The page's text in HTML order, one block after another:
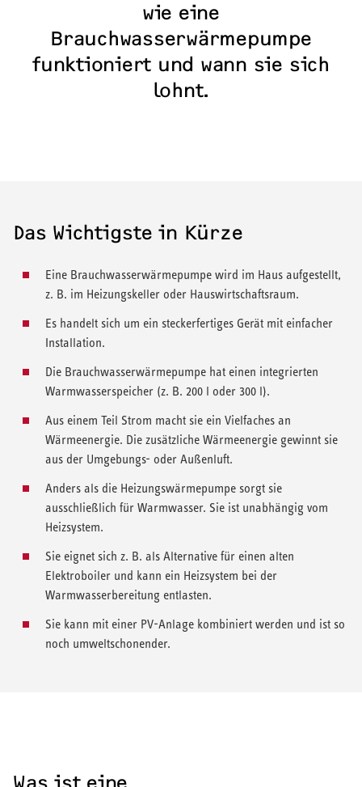
wie eine
Brauchwasserwärmepumpe
funktioniert und wann sie sich
lohnt.
Das Wichtigste in Kürze
Eine Brauchwasserwärmepumpe wird im Haus aufgestellt,
z. B. im Heizungskeller oder Hauswirtschaftsraum.
Es handelt sich um ein steckerfertiges Gerät mit einfacher
Installation.
Die Brauchwasserwärmepumpe hat einen integrierten
Warmwasserspeicher (z. B. 200 l oder 300 l).
Aus einem Teil Strom macht sie ein Vielfaches an
Wärmeenergie. Die zusätzliche Wärmeenergie gewinnt sie
aus der Umgebungs- oder Außenluft.
Anders als die Heizungswärmepumpe sorgt sie
ausschließlich für Warmwasser. Sie ist unabhängig vom
Heizsystem.
Sie eignet sich z. B. als Alternative für einen alten
Elektroboiler und kann ein Heizsystem bei der
Warmwasserbereitung entlasten.
Sie kann mit einer PV-Anlage kombiniert werden und ist so
noch umweltschonender.